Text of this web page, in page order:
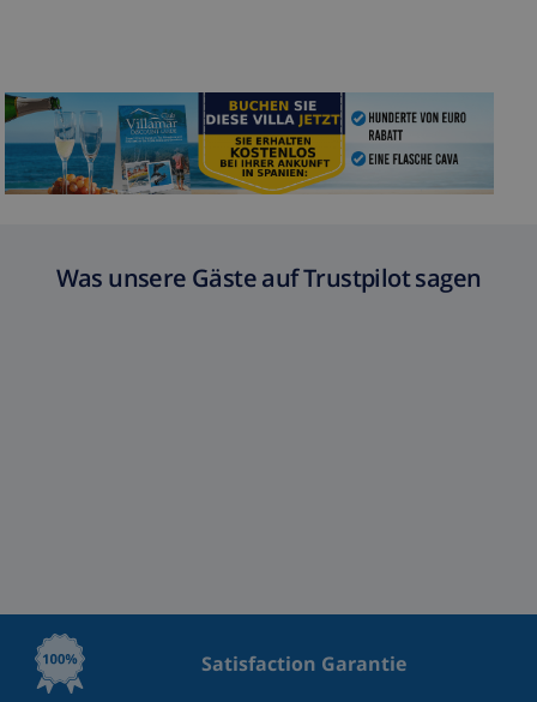
Was unsere Gäste auf Trustpilot sagen
Satisfaction Garantie